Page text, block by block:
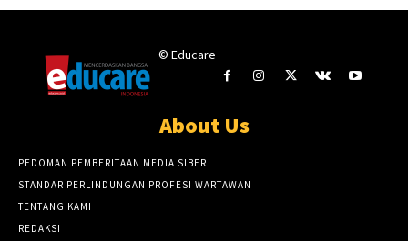
© Educare
About Us
PEDOMAN PEMBERITAAN MEDIA SIBER
STANDAR PERLINDUNGAN PROFESI WARTAWAN
TENTANG KAMI
REDAKSI